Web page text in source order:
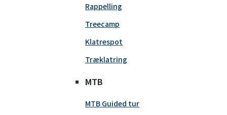
Rappelling
Treecamp
Klatrespot
Træklatring
MTB
MTB Guided tur